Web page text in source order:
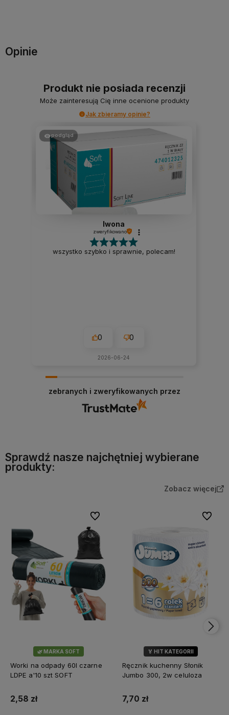
Opinie
Produkt nie posiada recenzji
Może zainteresują Cię inne ocenione produkty
Jak zbieramy opinie?
podgląd
Iwona
zweryfikowano
wszystko szybko i sprawnie, polecam!
0 0
2026-06-24
zebranych i zweryfikowanych przez
Sprawdź nasze najchętniej wybierane
produkty:
Zobacz więcej
🌿 MARKA SOFT
Worki na odpady 60l czarne
LDPE a'10 szt SOFT
2,58 zł
Do ulubionych
🏅 HIT KATEGORII
💎 WYBÓR KLIENTÓW
Ręcznik kuchenny Słonik
Jumbo 300, 2w celuloza
7,70 zł
Do